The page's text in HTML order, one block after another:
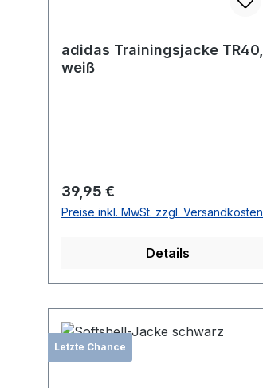
adidas Trainingsjacke TR40,
weiß
Regulärer Preis:
39,95 €
Preise inkl. MwSt. zzgl. Versandkosten
Details
Letzte Chance